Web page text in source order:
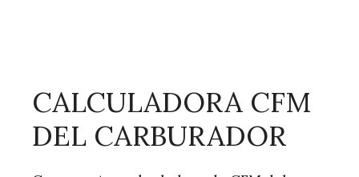
CALCULADORA CFM
DEL CARBURADOR